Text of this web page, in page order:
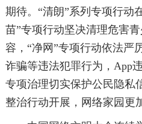
期待。“清朗”系列专项行动
苗”专项行动坚决清理危害
容，“净网”专项行动依法严
诈骗等违法犯罪行为，App
专项治理切实保护公民隐
整治行动开展，网络家园更